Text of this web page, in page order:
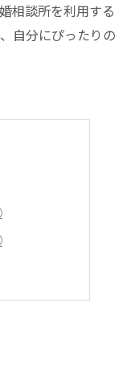
相談所を利用する
自分にぴったりの